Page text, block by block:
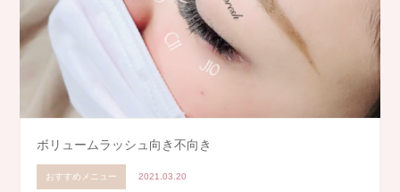
ボリュームラッシュ向き不向き
おすすめメニュー 2021.03.20